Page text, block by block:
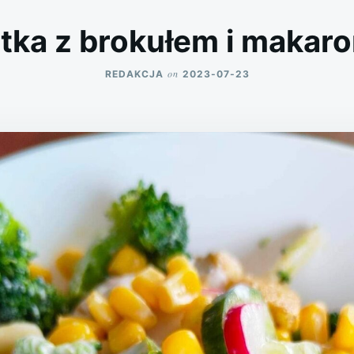
z brokułem i
REDAKCJA on 2023-07-23